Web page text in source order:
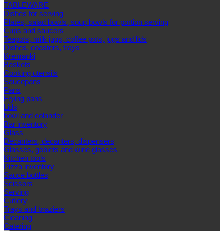
TABLEWARE
Dishes for serving
Plates, salad bowls, soup bowls for portion serving
Cups and saucers
Teapots, milk jugs, coffee pots, jugs and lids
Dishes, coasters, trays
Kremanki
Baskets
Cooking utensils
Saucepans
Pans
Frying pans
Lids
bowl and colander
Bar inventory
Glass
Decanters, decanters, dispensers
Glasses, goblets and wine glasses
Kitchen tools
Pizza inventory
Sauce bottles
Scissors
Serving
Cutlery
Trays and braziers
Сleaning
Catering